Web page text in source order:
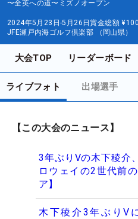
〜全英への道〜ミズノオープン
2024年5月23日-5月26日賞金総額
JFE瀬戸内海ゴルフ倶楽部 （岡山県）
大会TOP リーダーボード
ライブフォト 出場選手
【この大会のニュース】
3年ぶりVの木下稜介
ロウェイの2世代前
ア】
木下稜介3年ぶりV